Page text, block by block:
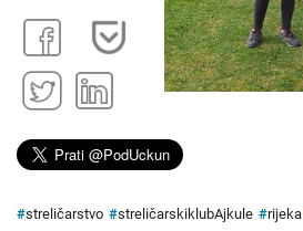
#streličarstvo #streličarskiklubAjkule #rijeka